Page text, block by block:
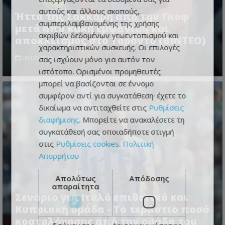
Ήττα της Σάκκαρη από την Γκοφ
μετά από κακή εμφάνιση και
αποκλεισμός στο Τορόντο (ΒΙΝΤΕΟ)
08.08.2026 - 10:43
Σενάριο για Ιταλό επιθετικό και
Κυπριακή ομάδα - Το τεράστιο ποσό
κοστολόγησης από την ομάδα του
αυτούς και άλλους σκοπούς,
συμπεριλαμβανομένης της χρήσης
ακριβών δεδομένων γεωεντοπισμού και
χαρακτηριστικών συσκευής. Οι επιλογές
σας ισχύουν μόνο για αυτόν τον
ιστότοπο. Ορισμένοι προμηθευτές
μπορεί να βασίζονται σε έννομο
συμφέρον αντί για συγκατάθεση· έχετε το
δικαίωμα να αντιταχθείτε στις Ρυθμίσεις
διαφήμισης. Μπορείτε να ανακαλέσετε τη
συγκατάθεσή σας οποιαδήποτε στιγμή
στις Ρυθμίσεις cookies. Πολιτική
Απορρήτου
Απολύτως
απαραίτητα
Απόδοσης